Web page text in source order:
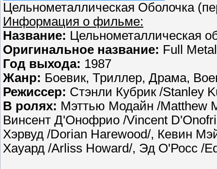
Цельнометаллическая Оболочка
Информация о фильме:
Название: Цельнометаллическая
Оригинальное название: Full
Год выхода: 1987
Жанр: Боевик, Триллер, Драма,
Режиссер: Стэнли Кубрик /Stanley
В ролях: Мэттью Модайн /Matthew
Винсент Д'Онофрио /Vincent
Хэрвуд /Dorian Harewood/, Кевин
Хауард /Arliss Howard/, Эд О'Росс /